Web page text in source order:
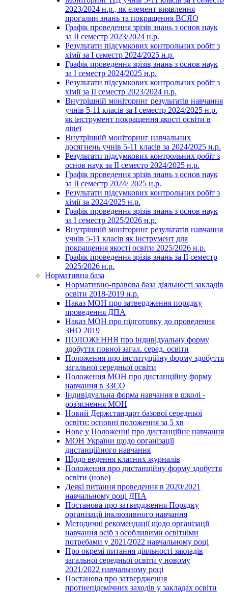
2023/2024 н.р., як елемент виявлення
прогалин знань та покращення ВСЯО
Графік проведення зрізів знань з основ наук
за ІІ семестр 2023/2024 н.р.
Результати підсумкових контрольних робіт з
хімії за І семестр 2024/2025 н.р.
Графік проведення зрізів знань з основ наук
за І семестр 2024/2025 н.р.
Результати підсумкових контрольних робіт з
хімії за ІІ семестр 2023/2024 н.р.
Внутрішній моніторинг результатів навчання
учнів 5-11 класів за І семестр 2024/2025 н.р.
як інструмент покращення якості освіти в
ліцеї
Внутрішній моніторинг навчальних
досягнень учнів 5-11 класів за 2024/2025 н.р.
Результати підсумкових контрольних робіт з
основ наук за ІІ семестр 2024/2025 н.р.
Графік проведення зрізів знань з основ наук
за ІІ семестр 2024/ 2025 н.р.
Результати підсумкових контрольних робіт з
хімії за 2024/2025 н.р.
Графік проведення зрізів знань з основ наук
за І семестр 2025/2026 н.р.
Внутрішній моніторинг результатів навчання
учнів 5-11 класів як інструмент для
покращення якості освіти 2025/2026 н.р.
Графік проведення зрізів знань за ІІ семестр
2025/2026 н.р.
Нормативна база
Нормативно-правова база діяльності закладів
освіти 2018-2019 н.р.
Наказ МОН про затвердження порядку
проведення ДПА
Наказ МОН про підготовку до проведення
ЗНО 2019
ПОЛОЖЕННЯ про індивідуальну форму
здобуття повної загал. серед. освіти
Положення про інституційну форму здобуття
загальної середньої освіти
Положення МОН про дистанційну форму
навчання в ЗЗСО
Індивідуальна форма навчання в школі -
роз'яснення МОН
Новий Держстандарт базової середньої
освіти: основні положення за 5 хв
Нове у Положенні про дистанційне навчання
МОН України щодо організації
дистанційного навчання
Щодо ведення класних журналів
Положення про дистанційну форму здобуття
освіти (нове)
Деякі питання проведення в 2020/2021
навчальному році ДПА
Постанова про затвердження Порядку
організації інклюзивного навчання
Методичні рекомендації щодо організації
навчання осіб з особливими освітніми
потребами у 2021/2022 навчальному році
Про окремі питання діяльності закладів
загальної середньої освіти у новому
2021/2022 навчальному році
Постанова про затвердження
протиепідемічних заходів у закладах освіти